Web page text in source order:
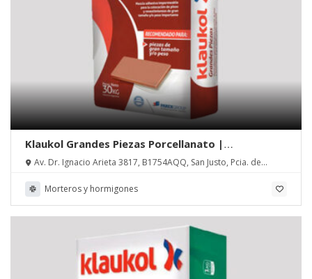
Klaukol Grandes Piezas Porcellanato |
ParexGroup
Av. Dr. Ignacio Arieta 3817, B1754AQQ, San Justo, Pcia. de
Morteros y hormigones